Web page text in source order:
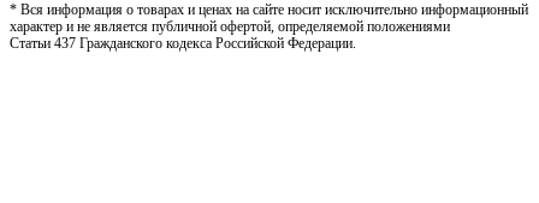
* Вся информация о товарах и ценах на сайте носит исключительно информационный
характер и не является публичной офертой, определяемой положениями
Статьи 437 Гражданского кодекса Российской Федерации.